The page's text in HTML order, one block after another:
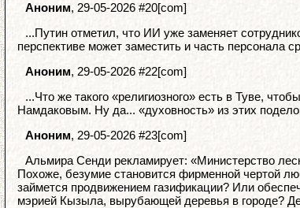
Аноним, 29-05-2026 #20[com]
...Путин отметил, что ИИ уже заменяет
перспективе может заместить и часть персонала
Аноним, 29-05-2026 #22[com]
...Что же такого «религиозного» есть в Туве,
Намдаковым. Ну да... «духовность» из этих
Аноним, 29-05-2026 #23[com]
Альмира Сенди рекламирует: «Министерство
Похоже, безумие становится фирменной чертой
займется продвижением газификации? Или
мэрией Кызыла, вырубающей деревья в городе?